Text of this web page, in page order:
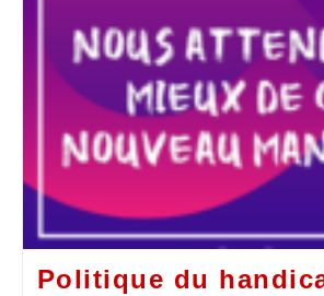
Politique du